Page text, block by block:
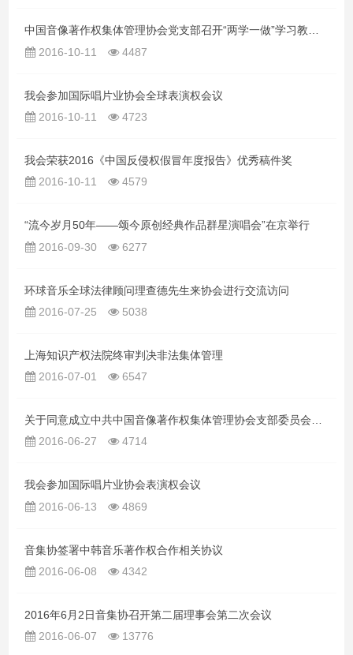
中国音像著作权集体管理协会党支部召开“两学一做”学习教育第三次学习研讨组织生活会
2016-10-11
4487
我会参加国际唱片业协会全球表演权会议
2016-10-11
4723
我会荣获2016《中国反侵权假冒年度报告》优秀稿件奖
2016-10-11
4579
“流今岁月50年——颂今原创经典作品群星演唱会”在京举行
2016-09-30
6277
环球音乐全球法律顾问理查德先生来协会进行交流访问
2016-07-25
5038
上海知识产权法院终审判决非法集体管理
2016-07-01
6547
2016-06-27
4714
我会参加国际唱片业协会表演权会议
2016-06-13
4869
音集协签署中韩音乐著作权合作相关协议
2016-06-08
4342
2016年6月2日音集协召开第二届理事会第二次会议
2016-06-07
13776